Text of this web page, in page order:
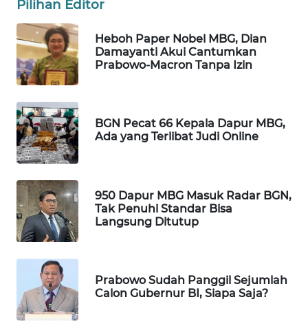
Pilihan Editor
Heboh Paper Nobel MBG, Dian
Damayanti Akui Cantumkan
Prabowo-Macron Tanpa Izin
BGN Pecat 66 Kepala Dapur MBG,
Ada yang Terlibat Judi Online
950 Dapur MBG Masuk Radar BGN,
Tak Penuhi Standar Bisa
Langsung Ditutup
Prabowo Sudah Panggil Sejumlah
Calon Gubernur BI, Siapa Saja?
LAPAK
Wahana
Network
KONSUMEN
LISTRIK
MASYARAKAT
WALINKI
ID
MAWAKA
ID
MARTABAT